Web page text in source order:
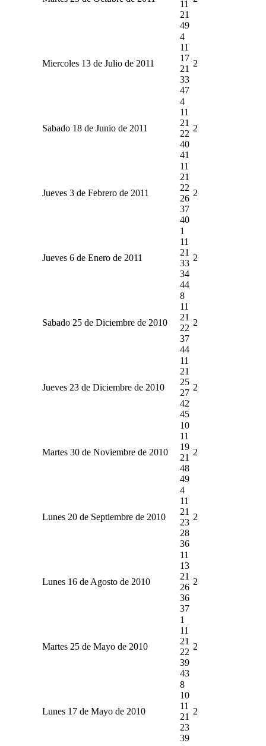
11
21
49
Miercoles 13 de Julio de 2011
4
11
17
21
33
47
2
Sabado 18 de Junio de 2011
4
11
21
22
40
41
2
Jueves 3 de Febrero de 2011
11
21
22
26
37
40
2
Jueves 6 de Enero de 2011
1
11
21
33
34
44
2
Sabado 25 de Diciembre de 2010
8
11
21
22
37
44
2
Jueves 23 de Diciembre de 2010
11
21
25
27
42
45
2
Martes 30 de Noviembre de 2010
10
11
19
21
48
49
2
Lunes 20 de Septiembre de 2010
4
11
21
23
28
36
2
Lunes 16 de Agosto de 2010
11
13
21
26
36
37
2
Martes 25 de Mayo de 2010
1
11
21
22
39
43
2
Lunes 17 de Mayo de 2010
8
10
11
21
23
39
2